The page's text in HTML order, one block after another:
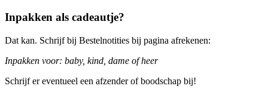
Inpakken als cadeautje?
Dat kan. Schrijf bij Bestelnotities bij pagina afrekenen:
Inpakken voor: baby, kind, dame of heer
Schrijf er eventueel een afzender of boodschap bij!